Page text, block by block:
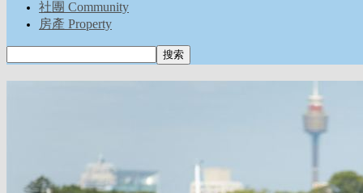
社團 Community
房產 Property